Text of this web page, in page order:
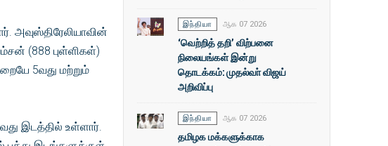
அவுஸ்திரேலியாவின்
(888 புள்ளிகள்)
5வது மற்றும்
இடத்தில் உள்ளார்.
இந்தியா ஆக 07 2026
‘வெற்றித் தறி’ விற்பனை
நிலையங்கள் இன்று
தொடக்கம்: முதல்வா் விஜய்
அறிவிப்பு
இந்தியா ஆக 07 2026
தமிழக மக்களுக்காக